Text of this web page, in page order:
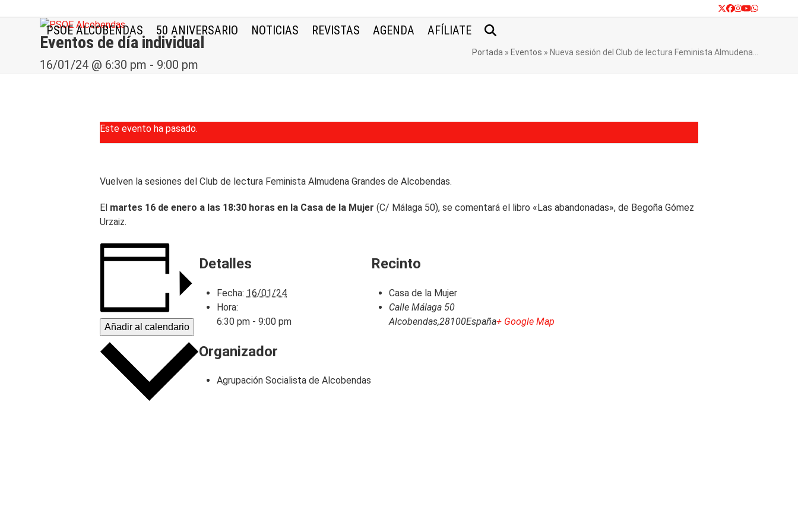
Twitter
Facebook
Instagram
YouTube
Whatsapp
PSOE ALCOBENDAS 50 ANIVERSARIO NOTICIAS REVISTAS AGENDA AFÍLIATE
Eventos de día individual
16/01/24 @ 6:30 pm - 9:00 pm
Portada» Eventos » Nueva sesión del Club de lectura Feminista Almudena…
Este evento ha pasado.
Vuelven la sesiones del Club de lectura Feminista Almudena Grandes de Alcobendas.
El martes 16 de enero a las 18:30 horas en la Casa de la Mujer (C/ Málaga 50), se comentará el libro «Las abandonadas», de Begoña Gómez
Urzaiz.
Añadir al calendario
Detalles
Fecha: 16/01/24
Hora:
6:30 pm - 9:00 pm
Organizador
Agrupación Socialista de Alcobendas
Recinto
Casa de la Mujer
Calle Málaga 50
Alcobendas,28100España+ Google Map